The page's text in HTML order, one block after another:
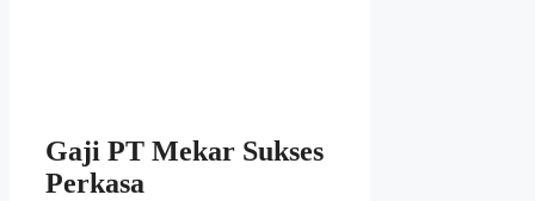
Gaji PT Mekar Sukses
Perkasa